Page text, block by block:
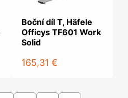
Boční díl T, Häfele
Officys TF601 Work
Solid
165,31 €